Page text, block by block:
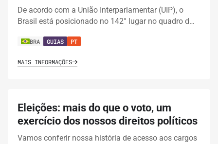
De acordo com a União Interparlamentar (UIP), o
Brasil está posicionado no 142° lugar no quadro d…
BRA GUIAS PT
MAIS INFORMAÇÕES
Eleições: mais do que o voto, um
exercício dos nossos direitos políticos
Vamos conferir nossa história de acesso aos cargos